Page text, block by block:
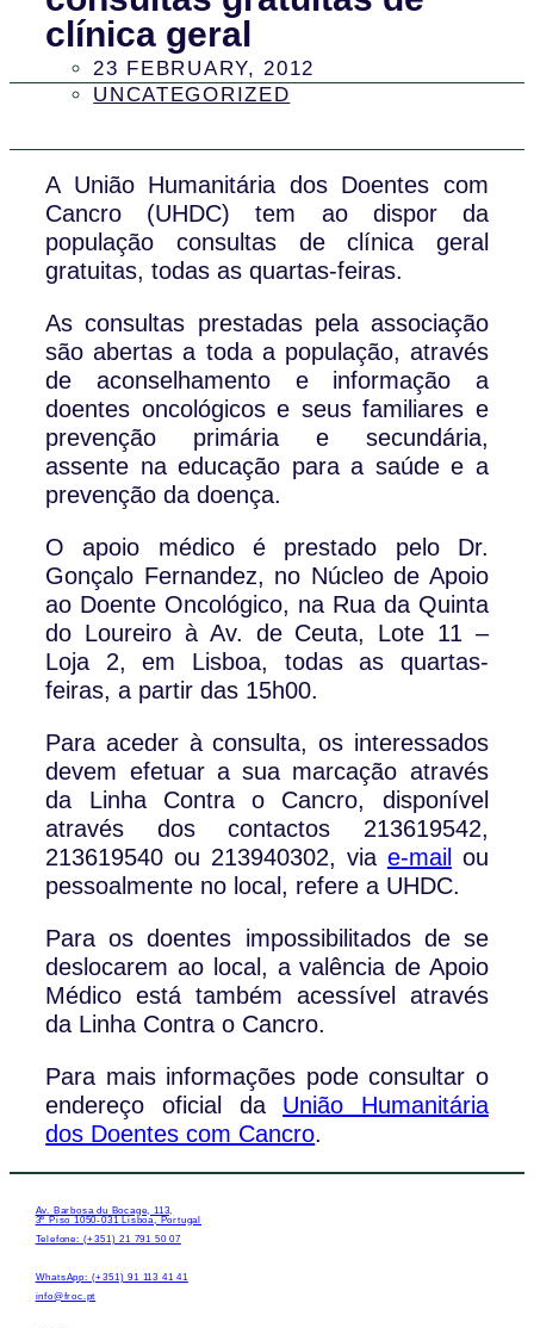
clínica geral
23 FEBRUARY, 2012
UNCATEGORIZED
A União Humanitária dos Doentes com
Cancro (UHDC) tem ao dispor da
população consultas de clínica geral
gratuitas, todas as quartas-feiras.
As consultas prestadas pela associação
são abertas a toda a população, através
de aconselhamento e informação a
doentes oncológicos e seus familiares e
prevenção primária e secundária,
assente na educação para a saúde e a
prevenção da doença.
O apoio médico é prestado pelo Dr.
Gonçalo Fernandez, no Núcleo de Apoio
ao Doente Oncológico, na Rua da Quinta
do Loureiro à Av. de Ceuta, Lote 11 –
Loja 2, em Lisboa, todas as quartas-
feiras, a partir das 15h00.
Para aceder à consulta, os interessados
devem efetuar a sua marcação através
da Linha Contra o Cancro, disponível
através dos contactos 213619542,
213619540 ou 213940302, via e-mail ou
pessoalmente no local, refere a UHDC.
Para os doentes impossibilitados de se
deslocarem ao local, a valência de Apoio
Médico está também acessível através
da Linha Contra o Cancro.
Para mais informações pode consultar o
endereço oficial da União Humanitária
dos Doentes com Cancro.
Av. Barbosa du Bocage, 113,
3º Piso 1050-031 Lisboa, Portugal
Telefone: (+351) 21 791 50 07
WhatsApp: (+351) 91 113 41 41
info@froc.pt